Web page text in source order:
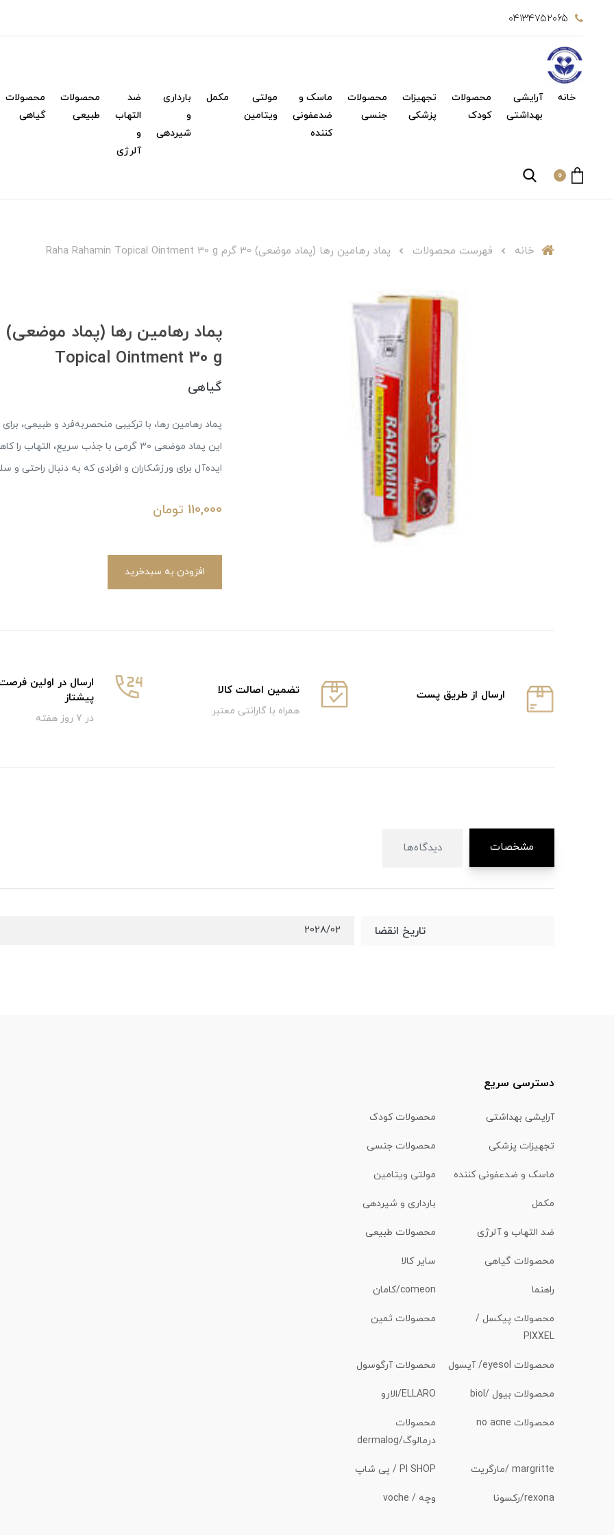
04134752065
خانه
آرایشی
بهداشتی
محصولات
کودک
تجهیزات
پزشکی
محصولات
جنسی
ماسک و
ضدعفونی
کننده
مولتی
ویتامین
مکمل
بارداری
و
شیردهی
ضد
التهاب
و
آلرژی
محصولات
طبیعی
محصولات
گیاهی
0
خانه فهرست محصولات پماد رهامین رها (پماد موضعی) ۳۰ گرم Raha Rahamin Topical Ointment 30 g
Topical Ointment 30 g
گیاهی
پماد رهامین رها، با ترکیبی منحصربه‌فرد و
این پماد موضعی ۳۰ گرمی با جذب سریع،
ایده‌آل برای ورزشکاران و افرادی که به دنبال راحتی
110,000 تومان
افزودن به سبدخرید
ارسال از طریق پست تضمین اصالت کالا
همراه با گارانتی معتبر
ارسال در اولین
پیشتاز
در 7 روز هفته
مشخصات دیدگاه‌ها
تاریخ انقضا 2028/02
دسترسی سریع
آرایشی بهداشتی محصولات کودک
تجهیزات پزشکی محصولات جنسی
ماسک و ضدعفونی کننده مولتی ویتامین
مکمل بارداری و شیردهی
ضد التهاب و آلرژی محصولات طبیعی
محصولات گیاهی سایر کالا
راهنما comeon/کامان
محصولات پیکسل /
PIXXEL
محصولات ثمین
محصولات eyesol/ آیسول محصولات آرگوسول
محصولات بیول /biol ELLARO/الارو
محصولات no acne
محصولات
درمالوگ/dermalog
margritte /مارگریت PI SHOP / پی شاپ
rexona/رکسونا وچه / voche